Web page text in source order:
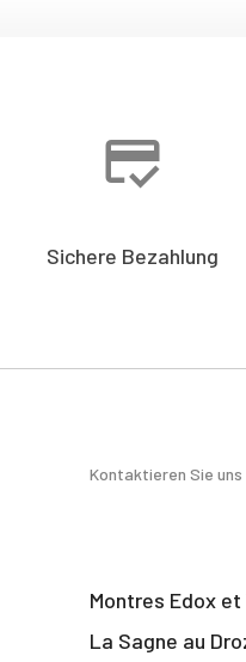
Sichere Bezahlung
Kontaktieren Sie uns
Montres Edox
La Sagne au